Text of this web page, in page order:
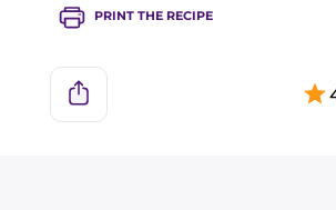
PRINT THE RECIPE